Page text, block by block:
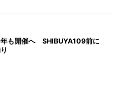
年も開催へ SHIBUYA109前に